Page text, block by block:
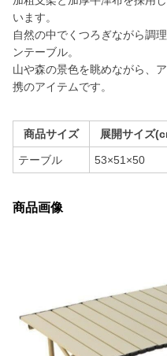
います。
自然の中でくつろぎながら調
ンテーブル。
山や森の景色を眺めながら、
携のアイテムです。
商品サイズ 展開サイズ
テーブル 53×51×50
商品画像